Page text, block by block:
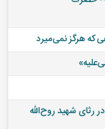
که هرگز نمی‌میرد
رثای شهید روح‌الله